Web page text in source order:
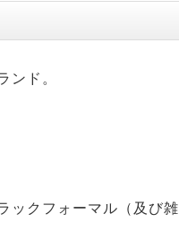
ド。
ックフォーマル（及び雑